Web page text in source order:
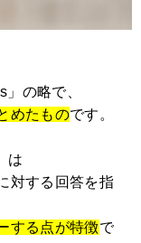
の略で、
めたものです。
は
対する回答を指
する点が特徴で